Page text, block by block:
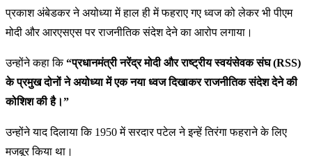
प्रकाश अंबेडकर ने अयोध्या में हाल ही में फहराए गए ध्वज को लेकर भी पीएम
मोदी और आरएसएस पर राजनीतिक संदेश देने का आरोप लगाया।
उन्होंने कहा कि“प्रधानमंत्री नरेंद्र मोदी और राष्ट्रीय स्वयंसेवक संघ (RSS)
के प्रमुख दोनों ने अयोध्या में एक नया ध्वज दिखाकर राजनीतिक संदेश देने की
कोशिश की है।”
उन्होंने याद दिलाया कि 1950 में सरदार पटेल ने इन्हें तिरंगा फहराने के लिए
मजबूर किया था।